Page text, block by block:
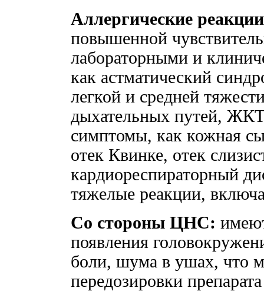
Аллергические
повышенной
лабораторными и
как астматический
легкой и средней
дыхательных путей,
симптомы, как кожная
отек Квинке, отек
кардиореспираторный
тяжелые реакции,
Со стороны ЦНС:
появления
боли, шума в ушах, что
передозировки